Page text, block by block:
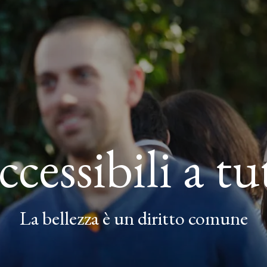
a
La bellezza è un diritto comune